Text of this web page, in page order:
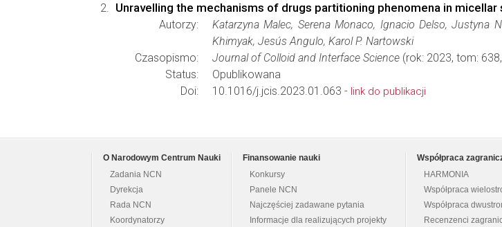
Unravelling the mechanisms of drugs partitioning phenomena in
Autorzy:
Katarzyna Malec, Serena Monaco, Ignacio Delso, Justyna
Khimyak, Jesús Angulo, Karol P. Nartowski
Czasopismo:
Journal of Colloid and Interface Science (rok: 2023, tom:
Status:
Opublikowana
Doi:
10.1016/j.jcis.2023.01.063 - link do publikacji
O Narodowym Centrum Nauki
Zadania NCN
Dyrekcja
Rada NCN
Koordynatorzy
Finansowanie nauki
Konkursy
Panele NCN
Najczęściej zadawane pytania
Informacje dla realizujących projekty
Współpraca
HARMONIA
Współpraca
Współpraca
Recenzenci